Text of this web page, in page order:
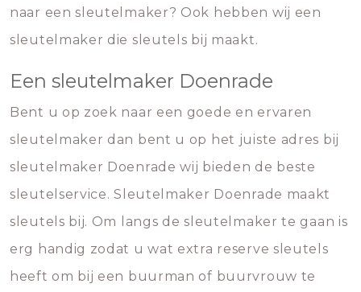
naar een sleutelmaker? Ook hebben wij een
sleutelmaker die sleutels bij maakt.
Een sleutelmaker Doenrade
Bent u op zoek naar een goede en ervaren
sleutelmaker dan bent u op het juiste adres bij
sleutelmaker Doenrade wij bieden de beste
sleutelservice. Sleutelmaker Doenrade maakt
sleutels bij. Om langs de sleutelmaker te gaan is
erg handig zodat u wat extra reserve sleutels
heeft om bij een buurman of buurvrouw te